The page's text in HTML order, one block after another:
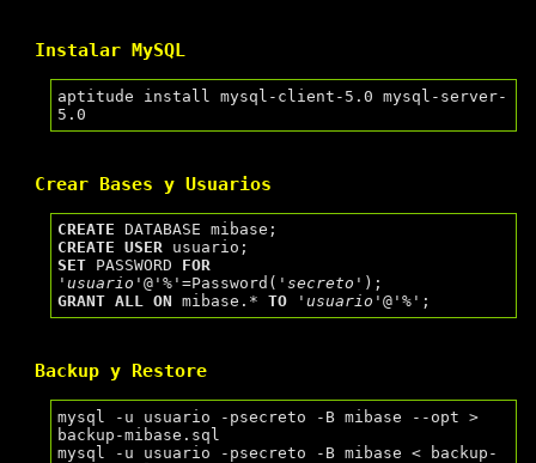
Instalar MySQL
aptitude install mysql-client-5.0 mysql-server-
Crear Bases y Usuarios
CREATE
CREATE
USER
SET PASSWORD FOR
'usuario'@ '%'=Password( 'secreto'
GRANT ALL ON mibase.* TO 'usuario'@ '%'
Backup y Restore
mysql -u usuario -psecreto -B mibase --opt >
backup-mibase.sql
mysql -u usuario -psecreto -B mibase < backup-